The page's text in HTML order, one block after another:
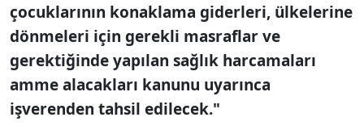
çocuklarının konaklama giderleri, ülkelerine
dönmeleri için gerekli masraflar ve
gerektiğinde yapılan sağlık harcamaları
amme alacakları kanunu uyarınca
işverenden tahsil edilecek."